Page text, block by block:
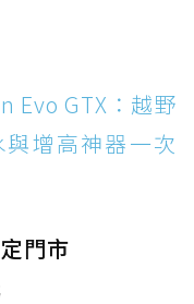
Evo GTX：越野
與增高神器一次
門市